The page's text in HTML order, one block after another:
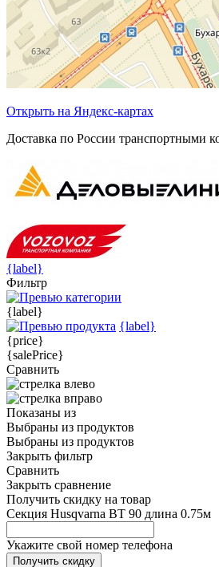
Открыть на Яндекс-картах
Доставка по России транспортными
{label}
Фильтр
{label}
{label}
{price}
{salePrice}
Сравнить
Показаны из
Выбраны из продуктов
Выбраны из продуктов
Закрыть фильтр
Сравнить
Закрыть сравнение
Получить скидку на товар
Секция Husqvarna BT 90 длина 0.75м
Укажите свой номер телефона
Получить скидку